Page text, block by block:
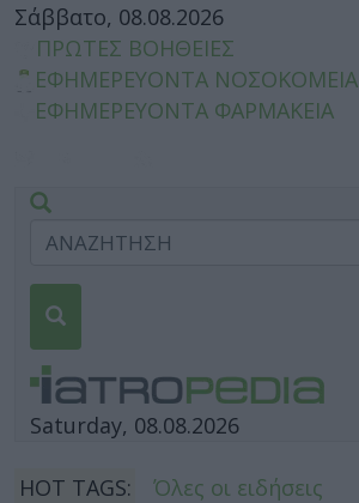
Σάββατο, 08.08.2026
ΠΡΩΤΕΣ ΒΟΗΘΕΙΕΣ
ΕΦΗΜΕΡΕΥΟΝΤΑ ΝΟΣΟΚΟΜΕΙΑ
ΕΦΗΜΕΡΕΥΟΝΤΑ ΦΑΡΜΑΚΕΙΑ
Saturday, 08.08.2026
HOT TAGS:
Όλες οι ειδήσεις